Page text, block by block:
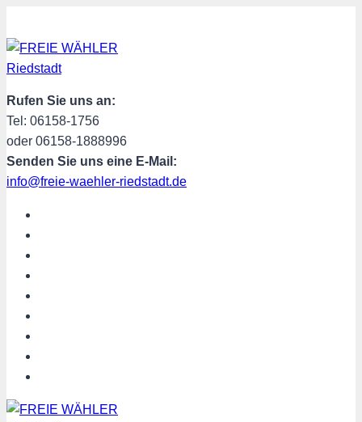
Inhalt
springen
Rufen Sie uns an:
Tel: 06158-1756
oder 06158-1888996
Senden Sie uns eine E-Mail:
info@freie-waehler-riedstadt.de